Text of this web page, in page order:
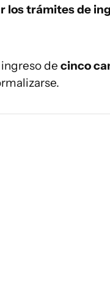
trámites de
de cinco